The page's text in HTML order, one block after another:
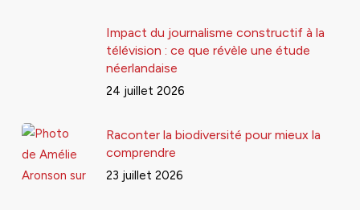
Impact du journalisme constructif à la
télévision : ce que révèle une étude
néerlandaise
24 juillet 2026
Raconter la biodiversité pour mieux la
comprendre
23 juillet 2026